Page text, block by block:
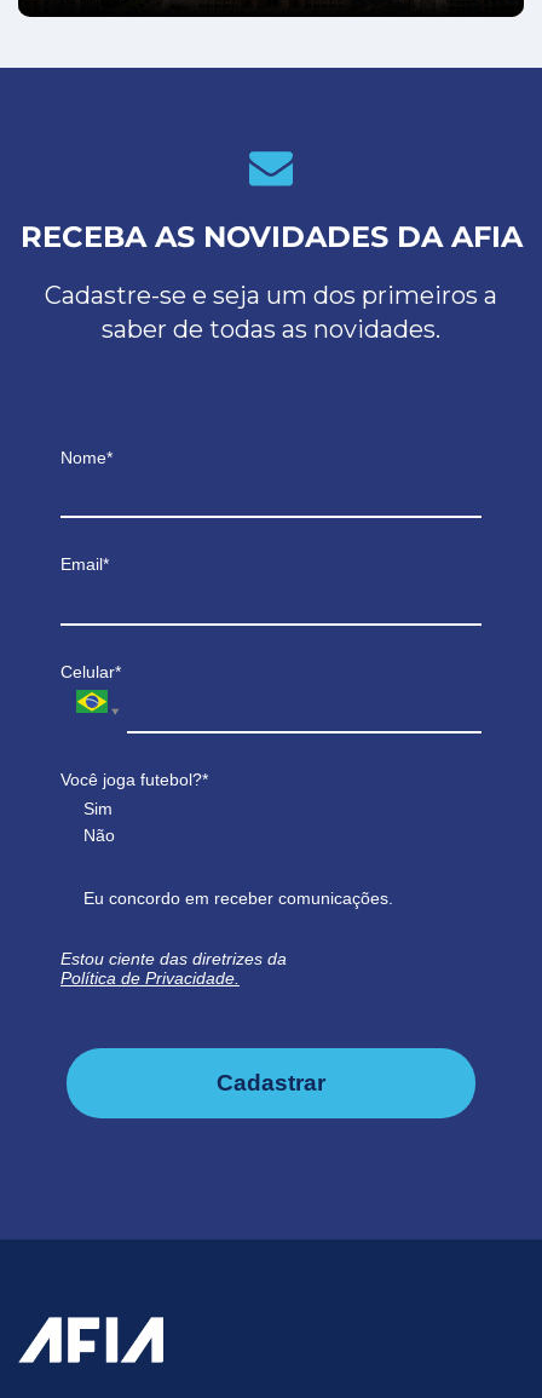
RECEBA AS NOVIDADES DA AFIA
Cadastre-se e seja um dos primeiros a
saber de todas as novidades.
Nome*
Email*
Celular*
Você joga futebol?*
Sim
Não
Eu concordo em receber comunicações.
Estou ciente das diretrizes da
Política de Privacidade.
Cadastrar